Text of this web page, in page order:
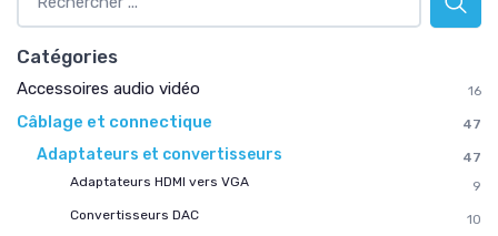
Catégories
Accessoires audio vidéo 16
Câblage et connectique 47
Adaptateurs et convertisseurs
47
Adaptateurs HDMI vers VGA
9
Convertisseurs DAC
10